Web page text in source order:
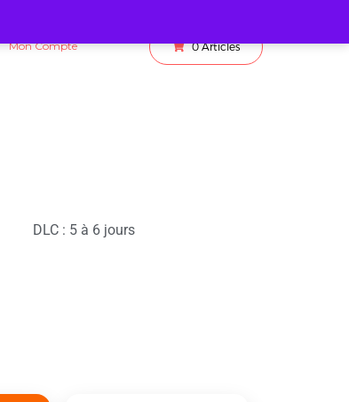
Mon Compte 0 Articles
DLC : 5 à 6 jours